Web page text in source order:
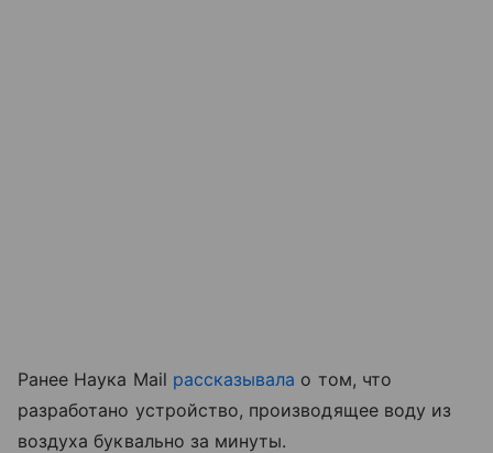
Ранее Наука Mail рассказывала о том, что
разработано устройство, производящее воду из
воздуха буквально за минуты.